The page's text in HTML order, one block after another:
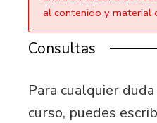
al contenido y material
Consultas
Para cualquier
curso, puedes